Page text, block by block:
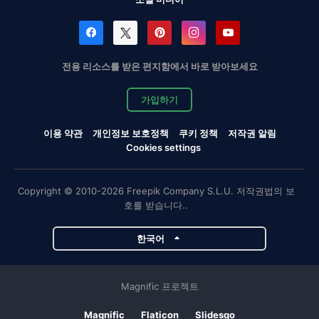
전용 리소스를 받은 편지함에서 바로 받아보세요
가입하기
이용 약관 개인정보 보호정책 쿠키 정책
저작권 알림
Cookies settings
Copyright © 2010-2026 Freepik Company S.L.U. 저작권법의 보
호를 받습니다..
한국어
Magnific 프로젝트
Magnific Flaticon Slidesgo